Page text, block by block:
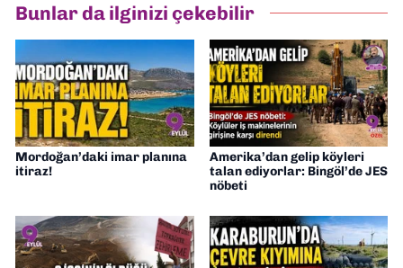
Bunlar da ilginizi çekebilir
Mordoğan’daki imar planına
itiraz!
Amerika’dan gelip köyleri
talan ediyorlar: Bingöl’de JES
nöbeti